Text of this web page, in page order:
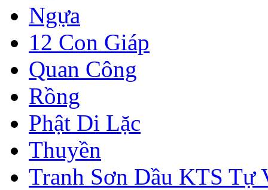
Ngựa
12 Con Giáp
Quan Công
Rồng
Phật Di Lặc
Thuyền
Tranh Sơn Dầu KTS Tự